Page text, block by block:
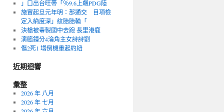
」口出台旺帶「％9.6上飆PDG陸
施實起旦元年明：部通交 目項檢
定入納度深」紋胎胎輪「
決槍被毒製國中去跑 長里港鹿
演臨鐘分4淪角主女詩詩劉
傷2死1 塌倒機重起約紐
近期迴響
彙整
2026 年 八月
2026 年 七月